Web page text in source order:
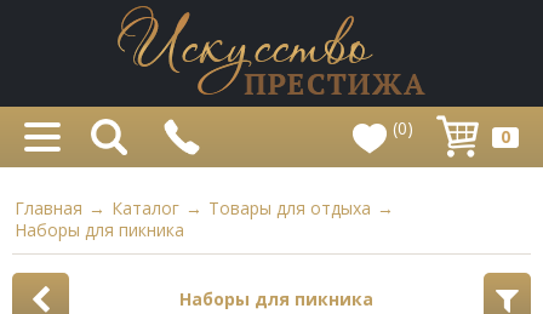
(0) 0
Главная → Каталог → Товары для отдыха →
Наборы для пикника
Наборы для пикника